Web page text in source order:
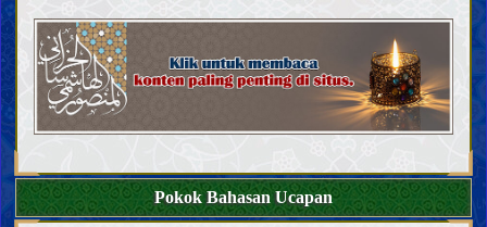
Pokok Bahasan Ucapan
Salat
Zakat, Khumus, sedekah, dan wakaf
Puasa dan i‘tikaf
Makanan dan minuman
Haji, umroh, dan ziarah
Jihad, pembelaan, dan hijrah di jalan Allah